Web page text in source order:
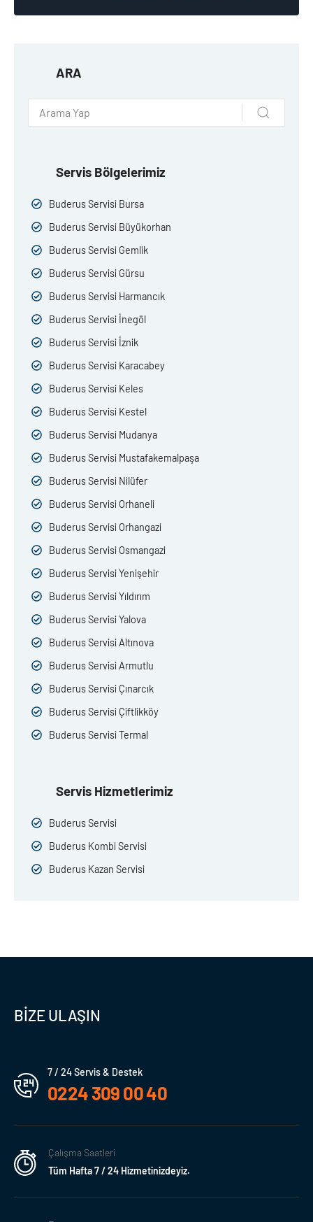
ARA
Servis Bölgelerimiz
Buderus Servisi Bursa
Buderus Servisi Büyükorhan
Buderus Servisi Gemlik
Buderus Servisi Gürsu
Buderus Servisi Harmancık
Buderus Servisi İnegöl
Buderus Servisi İznik
Buderus Servisi Karacabey
Buderus Servisi Keles
Buderus Servisi Kestel
Buderus Servisi Mudanya
Buderus Servisi Mustafakemalpaşa
Buderus Servisi Nilüfer
Buderus Servisi Orhaneli
Buderus Servisi Orhangazi
Buderus Servisi Osmangazi
Buderus Servisi Yenişehir
Buderus Servisi Yıldırım
Buderus Servisi Yalova
Buderus Servisi Altınova
Buderus Servisi Armutlu
Buderus Servisi Çınarcık
Buderus Servisi Çiftlikköy
Buderus Servisi Termal
Servis Hizmetlerimiz
Buderus Servisi
Buderus Kombi Servisi
Buderus Kazan Servisi
BİZE ULAŞIN
7 / 24 Servis & Destek
0224 309 00 40
Çalışma Saatleri
Tüm Hafta 7 / 24 Hizmetinizdeyiz.